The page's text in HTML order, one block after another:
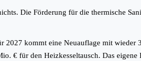
Die Förderung für die thermische
2027 kommt eine Neuauflage mit
€ für den Heizkesseltausch. Das